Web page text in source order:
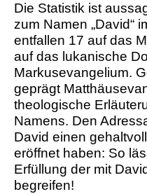
Die Statistik ist
zum Namen „David“
entfallen 17 auf das
auf das lukanische
Markusevangelium.
geprägt
theologische
Namens. Den
David einen
eröffnet haben: So
Erfüllung der mit
begreifen!